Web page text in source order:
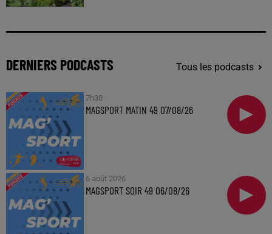
DERNIERS PODCASTS Tous les podcasts
7h30
MAGSPORT MATIN 49 07/08/26
6 août 2026
MAGSPORT SOIR 49 06/08/26